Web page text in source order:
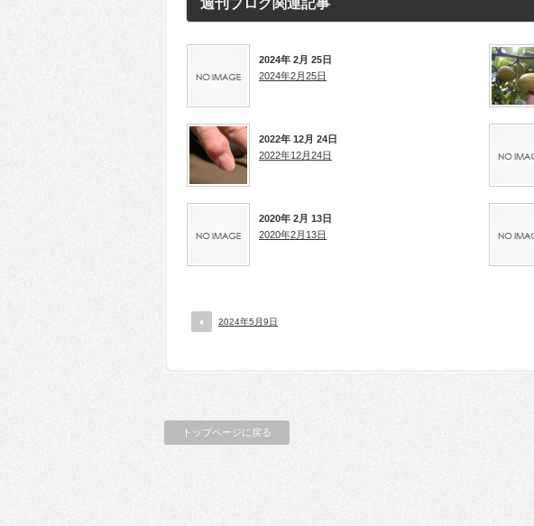
週刊ブログ関連記事
2024年 2月 25日
2024年2月25日
2022年 12月 24日
2022年12月24日
2020年 2月 13日
2020年2月13日
2024年5月9日
トップページに戻る